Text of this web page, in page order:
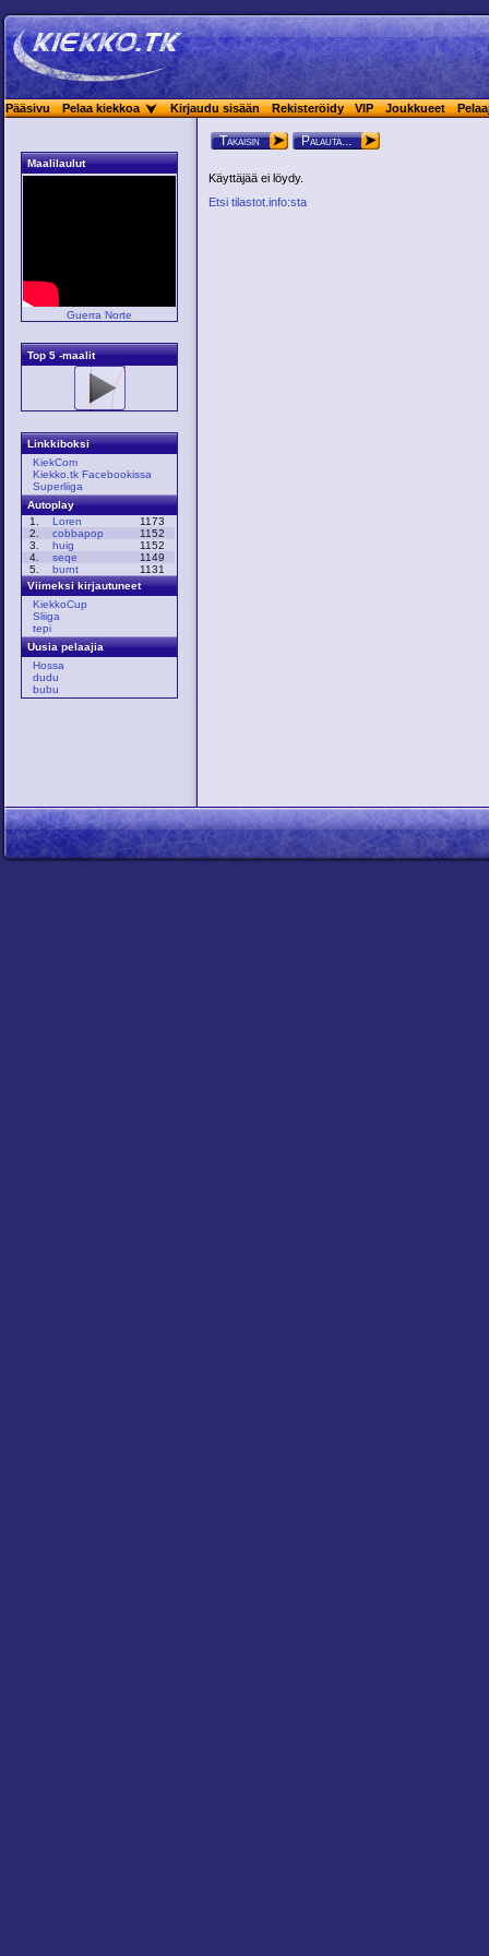
Pääsivu Pelaa kiekkoa Kirjaudu sisään Rekisteröidy VIP Joukkueet
Maalilaulut
Guerra Norte
Top 5 -maalit
Linkkiboksi
KiekCom
Kiekko.tk Facebookissa
Superliiga
Autoplay
1.
Loren
1173
2.
cobbapop
1152
3.
huig
1152
4.
seqe
1149
5.
burnt
1131
Viimeksi kirjautuneet
KiekkoCup
Sliiga
tepi
Uusia pelaajia
Hossa
dudu
bubu
Takaisin Palauta...
Käyttäjää ei löydy.
Etsi tilastot.info:sta